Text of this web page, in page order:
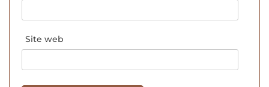
Site web